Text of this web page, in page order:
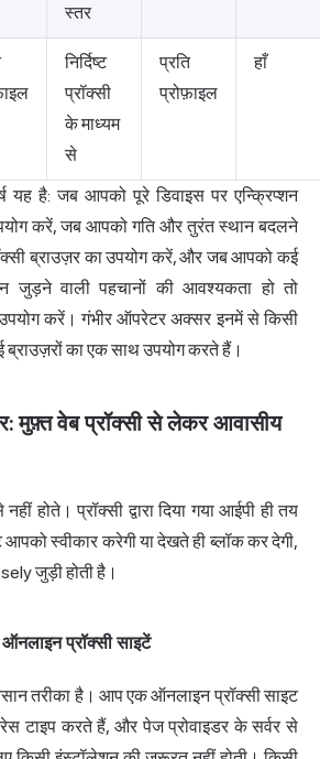
स्तर
निर्दिष्ट
प्रॉक्सी
के माध्यम
से
प्रति
प्रोफ़ाइल
हाँ
यह है: जब आपको पूरे डिवाइस पर एन्क्रिप्शन
करें, जब आपको गति और तुरंत स्थान बदलने
ब्राउज़र का उपयोग करें, और जब आपको कई
वाली पहचानों की आवश्यकता हो तो
करें। गंभीर ऑपरेटर अक्सर इनमें से किसी
का एक साथ उपयोग करते हैं।
मुफ़्त वेब प्रॉक्सी से लेकर आवासीय
होते। प्रॉक्सी द्वारा दिया गया आईपी ही तय
स्वीकार करेगी या देखते ही ब्लॉक कर देगी,
जुड़ी होती है।
प्रॉक्सी साइटें
तरीका है। आप एकऑनलाइन प्रॉक्सी साइट
टाइप करते हैं, और पेज प्रोवाइडर के सर्वर से